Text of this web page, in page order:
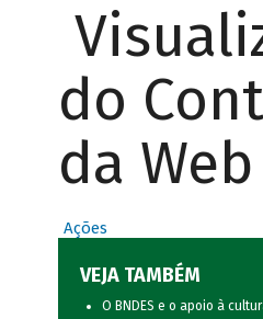
do
da Web
Ações
VEJA TAMBÉM
O BNDES e o apoio à